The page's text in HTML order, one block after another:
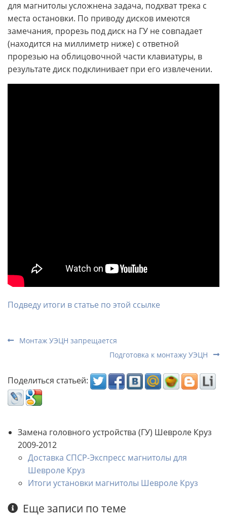
для магнитолы усложнена задача, подхват трека с
места остановки. По приводу дисков имеются
замечания, прорезь под диск на ГУ не совпадает
(находится на миллиметр ниже) с ответной
прорезью на облицовочной части клавиатуры, в
результате диск подклинивает при его извлечении.
Подведу итоги в статье по этой ссылке
Монтаж УЭЦН запрещается
Подготовка к монтажу УЭЦН
Поделиться статьей:
Замена головного устройства (ГУ) Шевроле Круз
2009-2012
Доставка СПСР-Экспресс магнитолы для
Шевроле Круз
Итоги установки магнитолы Шевроле Круз
Еще записи по теме